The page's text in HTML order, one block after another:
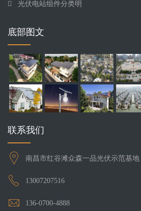
光伏电站组件分类明
底部图文
联系我们
南昌市红谷滩众森一品光伏示范基地
13007207516​
136-0700-4888